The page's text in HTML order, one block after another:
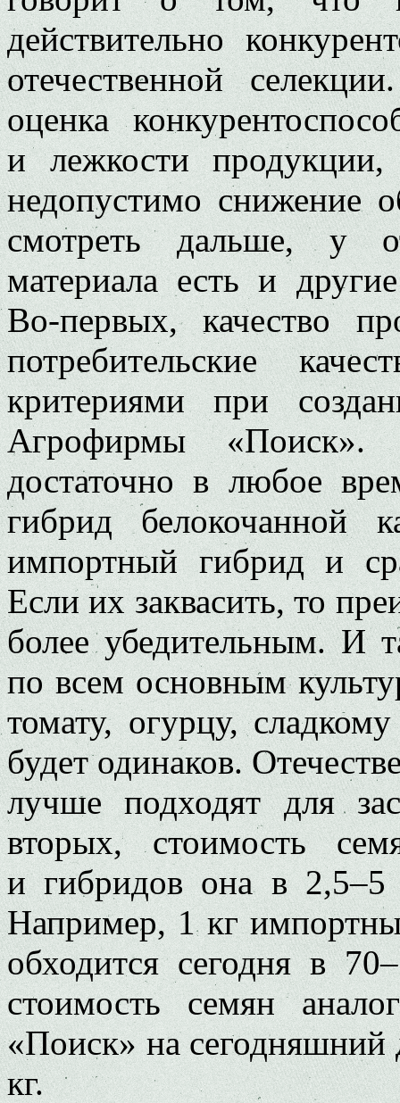
действительно
отечественной
оценка
и лежкости продукции,
недопустимо снижение
смотреть дальше, у
материала есть и
Во-первых, качество
потребительские
критериями при
Агрофирмы
достаточно в любое
гибрид
импортный гибрид и
Если их заквасить, то
более убедительным. И
по всем основным
томату, огурцу,
будет одинаков.
лучше подходят для
вторых, стоимость
и гибридов она в
Например, 1 кг
обходится сегодня в
стоимость семян
«Поиск» на
кг.